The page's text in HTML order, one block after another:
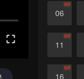
06
VIP
11
VIP
16
VIP